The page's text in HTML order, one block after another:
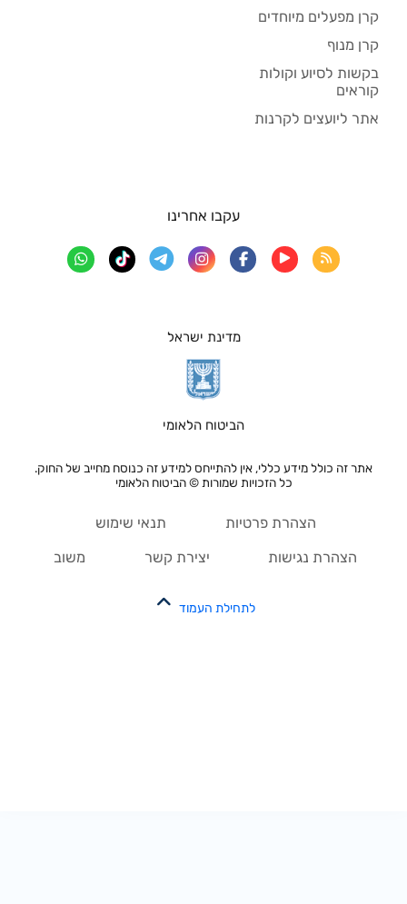
קרן מפעלים מיוחדים
קרן מנוף
בקשות לסיוע וקולות
קוראים
אתר ליועצים לקרנות
מדינת ישראל
הביטוח הלאומי
אתר זה כולל מידע כללי, אין להתייחס למידע זה כנוסח מחייב של החוק.
כל הזכויות שמורות © הביטוח הלאומי
עקבו אחרינו
הצהרת פרטיות תנאי שימוש
הצהרת נגישות יצירת קשר משוב
לתחילת העמוד